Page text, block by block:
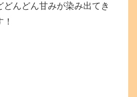
どんどん甘みが染み出てき